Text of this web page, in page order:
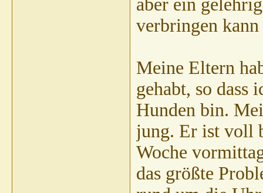
aber ein
verbringen
Meine Eltern
gehabt, so dass
Hunden bin.
jung. Er ist voll
Woche
das größte